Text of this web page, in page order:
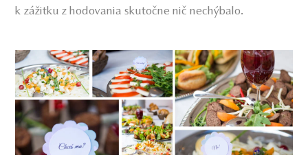
k zážitku z hodovania skutočne nič nechýbalo.